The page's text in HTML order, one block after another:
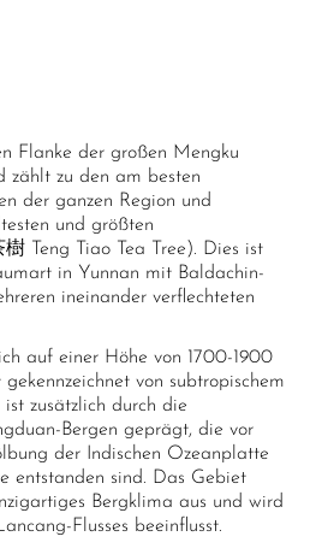
Flanke der großen Mengku
zählt zu den am besten
der ganzen Region und
und größten
Teng Tiao Tea Tree). Dies ist
in Yunnan mit Baldachin-
ineinander verflechteten
auf einer Höhe von 1700-1900
von subtropischem
zusätzlich durch die
Bergen geprägt, die vor
der Indischen Ozeanplatte
entstanden sind. Das Gebiet
Bergklima aus und wird
Flusses beeinflusst.